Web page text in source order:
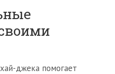
джека помогает